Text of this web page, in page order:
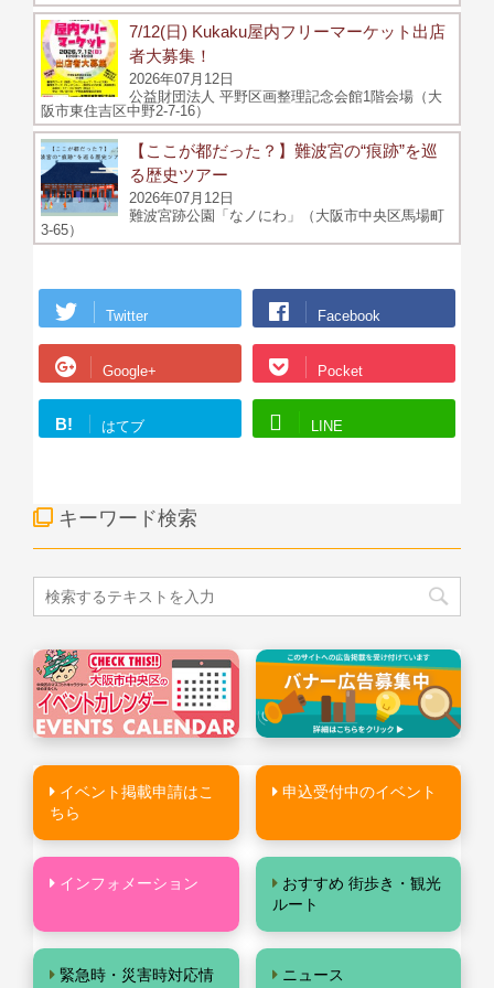
7/12(日) Kukaku屋内フリーマーケット出店
者大募集！
2026年07月12日
公益財団法人 平野区画整理記念会館1階会場（大
阪市東住吉区中野2-7-16）
【ここが都だった？】難波宮の“痕跡”を巡
る歴史ツアー
2026年07月12日
難波宮跡公園「なノにわ」（大阪市中央区馬場町
3-65）
Twitter Facebook
Google+ Pocket
B! はてブ LINE
キーワード検索
イベント掲載申請はこ
ちら
申込受付中のイベント
インフォメーション
おすすめ 街歩き・観光
ルート
緊急時・災害時対応情
ニュース